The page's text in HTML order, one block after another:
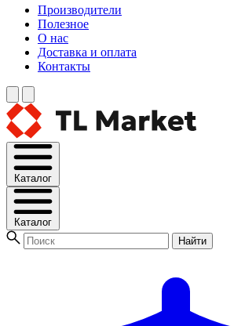
Производители
Полезное
О нас
Доставка и оплата
Контакты
Каталог
Каталог
Найти